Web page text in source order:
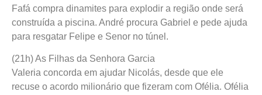
Fafá compra dinamites para explodir a região onde será
construída a piscina. André procura Gabriel e pede ajuda
para resgatar Felipe e Senor no túnel.
(21h) As Filhas da Senhora Garcia
Valeria concorda em ajudar Nicolás, desde que ele
recuse o acordo milionário que fizeram com Ofélia. Ofélia